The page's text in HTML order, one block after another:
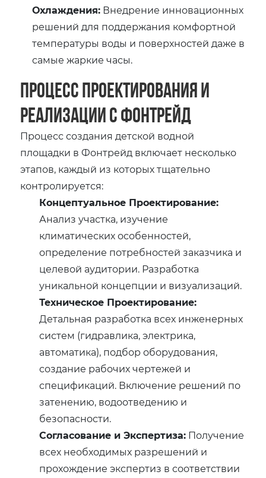
Охлаждения: Внедрение инновационных
решений для поддержания комфортной
температуры воды и поверхностей даже в
самые жаркие часы.
Процесс Проектирования и
Реализации с Фонтрейд
Процесс создания детской водной
площадки в Фонтрейд включает несколько
этапов, каждый из которых тщательно
контролируется:
Концептуальное Проектирование:
Анализ участка, изучение
климатических особенностей,
определение потребностей заказчика и
целевой аудитории. Разработка
уникальной концепции и визуализаций.
Техническое Проектирование:
Детальная разработка всех инженерных
систем (гидравлика, электрика,
автоматика), подбор оборудования,
создание рабочих чертежей и
спецификаций. Включение решений по
затенению, водоотведению и
безопасности.
Согласование и Экспертиза: Получение
всех необходимых разрешений и
прохождение экспертиз в соответствии